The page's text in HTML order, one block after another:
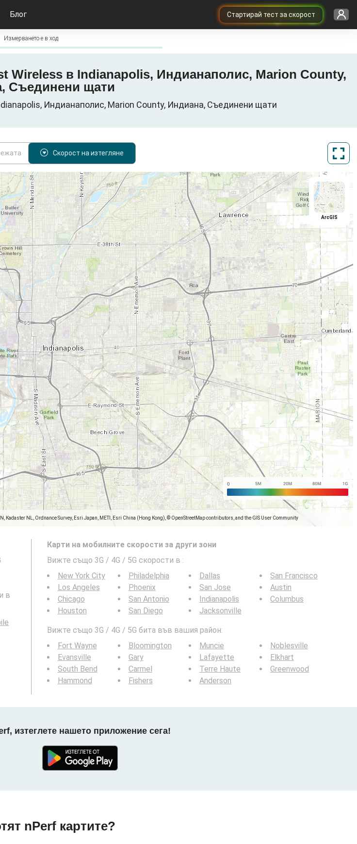
Cтартирай тест за скорост
Блог
Измерването е в ход
Wireless в Indianapolis, Индианаполис, Marion County,
Съединени щати
Индианаполис, Marion County, Индиана, Съединени щати
Скорост на изтегляне
Kadaster NL, Ordnance Survey, Esri Japan, METI, Esri China (Hong Kong), © OpenStreetMap contributors, and the GIS User Community
ArcGIS
в
Карти на мобилните скорости за други зони
Вижте също 3G / 4G / 5G скорости в :
New York City
Los Angeles
Chicago
Houston
Philadelphia
Phoenix
San Antonio
San Diego
Dallas
San Jose
Indianapolis
Jacksonville
San Francisco
Austin
Columbus
Вижте също 3G / 4G / 5G бита във вашия район:
Fort Wayne
Evansville
South Bend
Hammond
Bloomington
Gary
Carmel
Fishers
Muncie
Lafayette
Terre Haute
Anderson
Noblesville
Elkhart
Greenwood
изтеглете нашето приложение сега!
nPerf картите?